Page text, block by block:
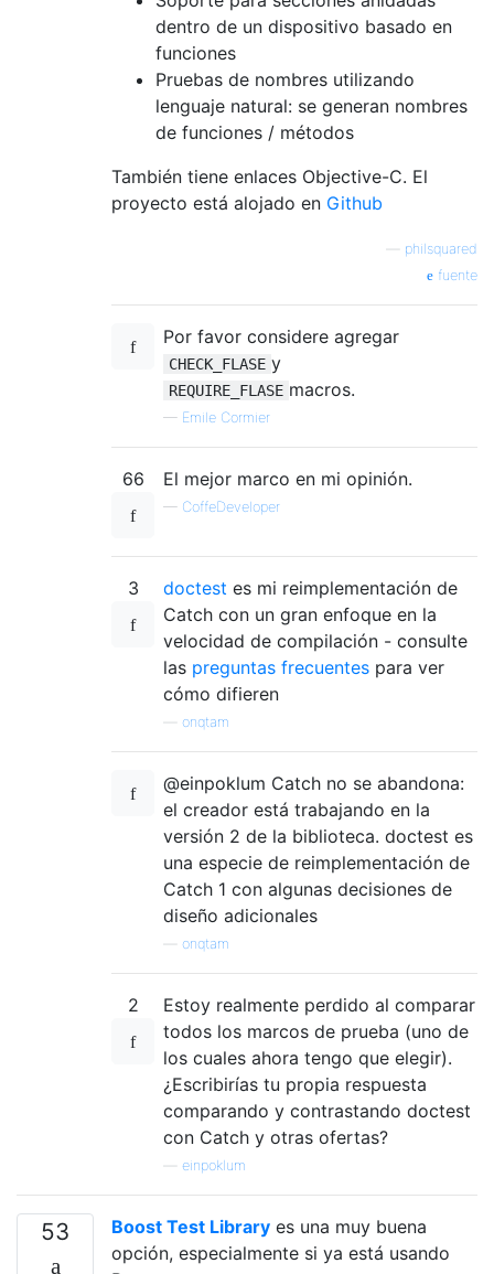
dentro de un dispositivo basado en
funciones
Pruebas de nombres utilizando
lenguaje natural: se generan nombres
de funciones / métodos
También tiene enlaces Objective-C. El
proyecto está alojado en Github
philsquared
fuente
Por favor considere agregar
CHECK_FLASE y
REQUIRE_FLASE macros.
— Emile Cormier
66 El mejor marco en mi opinión.
— CoffeDeveloper
3 doctest es mi reimplementación de
Catch con un gran enfoque en la
velocidad de compilación - consulte
las preguntas frecuentes para ver
cómo difieren
onqtam
@einpoklum Catch no se abandona:
el creador está trabajando en la
versión 2 de la biblioteca. doctest es
una especie de reimplementación de
Catch 1 con algunas decisiones de
diseño adicionales
onqtam
2
Estoy realmente perdido al comparar
todos los marcos de prueba (uno de
los cuales ahora tengo que elegir).
¿Escribirías tu propia respuesta
comparando y contrastando doctest
con Catch y otras ofertas?
einpoklum
53 Boost Test Library es una muy buena
opción, especialmente si ya está usando